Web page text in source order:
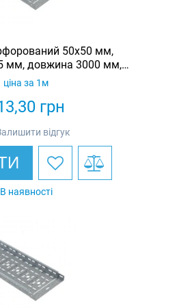
50х50 мм,
мм, довжина 3000 мм,
Eurotray
грн
ціна за 1м
відгук
В наявності